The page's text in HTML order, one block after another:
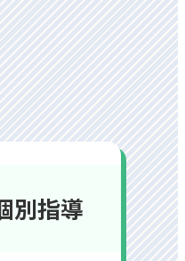
別指導